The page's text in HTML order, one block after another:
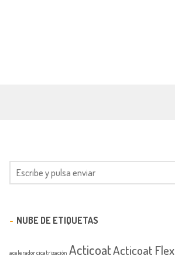
NUBE DE ETIQUETAS
acelerador cicatrización ActicoatActicoat Flex